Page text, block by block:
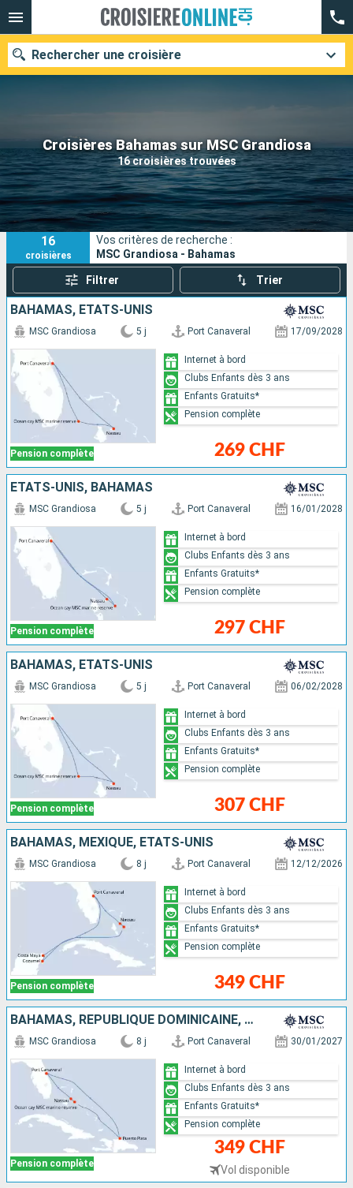
Croisières Bahamas sur MSC Grandiosa
16 croisières trouvées
Rechercher une croisière
Nos destinations
Mois de départ
Ports Compagnies
Rechercher
16
croisières
Vos critères de recherche :
MSC Grandiosa - Bahamas
Filtrer Trier
BAHAMAS, ÉTATS-UNIS
Pension complète
MSC Grandiosa 5 j Port Canaveral 17/09/2028
269 CHF
Internet à bord
Clubs Enfants dès 3 ans
Enfants Gratuits*
Pension complète
ÉTATS-UNIS, BAHAMAS
Pension complète
MSC Grandiosa 5 j Port Canaveral 16/01/2028
297 CHF
Internet à bord
Clubs Enfants dès 3 ans
Enfants Gratuits*
Pension complète
BAHAMAS, ÉTATS-UNIS
Pension complète
MSC Grandiosa 5 j Port Canaveral 06/02/2028
307 CHF
Internet à bord
Clubs Enfants dès 3 ans
Enfants Gratuits*
Pension complète
BAHAMAS, MEXIQUE, ÉTATS-UNIS
Pension complète
MSC Grandiosa 8 j Port Canaveral 12/12/2026
349 CHF
Internet à bord
Clubs Enfants dès 3 ans
Enfants Gratuits*
Pension complète
BAHAMAS, RÉPUBLIQUE DOMINICAINE, ÉTATS-UNIS
Pension complète
MSC Grandiosa 8 j Port Canaveral 30/01/2027
349 CHF
Vol disponible
Internet à bord
Clubs Enfants dès 3 ans
Enfants Gratuits*
Pension complète